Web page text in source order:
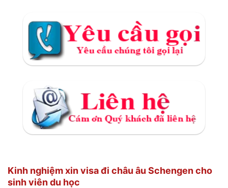
Kinh nghiệm xin visa đi châu âu Schengen cho
sinh viên du học